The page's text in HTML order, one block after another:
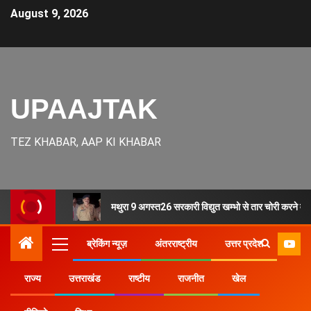
August 9, 2026
UPAAJTAK
TEZ KHABAR, AAP KI KHABAR
मथुरा 9 अगस्त26 सरकारी विद्युत खम्भो से तार चोरी करने
ब्रेकिंग न्यूज़ अंतरराष्ट्रीय उत्तर प्रदेश
राज्य उत्तराखंड राष्टीय राजनीत खेल